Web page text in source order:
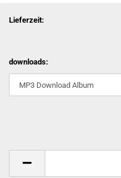
Lieferzeit:
downloads: